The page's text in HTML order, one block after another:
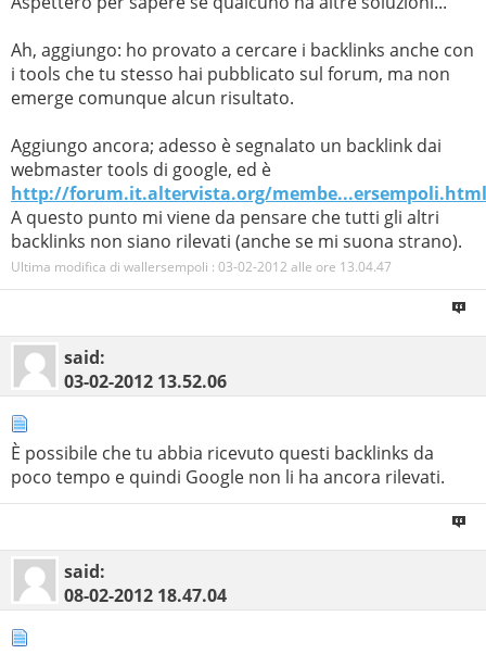
Ah, aggiungo: ho provato a cercare i backlinks anche con
i tools che tu stesso hai pubblicato sul forum, ma non
emerge comunque alcun risultato.
Aggiungo ancora; adesso è segnalato un backlink dai
webmaster tools di google, ed è
http://forum.it.altervista.org/membe...ersempoli.html
A questo punto mi viene da pensare che tutti gli altri
backlinks non siano rilevati (anche se mi suona strano).
Ultima modifica di wallersempoli : 03-02-2012 alle ore 13.04.47
said:
03-02-2012 13.52.06
È possibile che tu abbia ricevuto questi backlinks da
poco tempo e quindi Google non li ha ancora rilevati.
said:
08-02-2012 18.47.04